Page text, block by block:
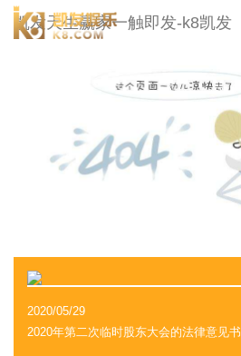
冠城大通-凯发天生赢家一触即发
凯发天生赢家一触即发-k8凯发
2020/05/29
2020年第二次临时股东大会的法律意见书